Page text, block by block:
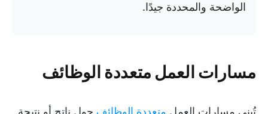
الواضحة والمحددة جيدًا.
مسارات العمل متعددة الوظائف
تُبنى مسارات العمل متعددة الوظائف حول ناتج أو نتيجة